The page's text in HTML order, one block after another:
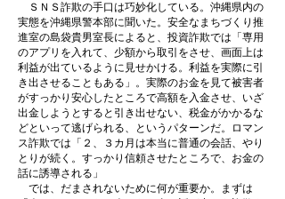
ＳＮＳ詐欺の手口は巧妙化している。沖縄県内の
実態を沖縄県警本部に聞いた。安全なまちづくり推
進室の島袋貴男室長によると、投資詐欺では「専用
のアプリを入れて、少額から取引をさせ、画面上は
利益が出ているように見せかける。利益を実際に引
き出させることもある」。実際のお金を見て被害者
がすっかり安心したところで高額を入金させ、いざ
出金しようとすると引き出せない、税金がかかるな
どといって逃げられる、というパターンだ。ロマン
ス詐欺では「２、３カ月は本当に普通の会話、やり
とりが続く。すっかり信頼させたところで、お金の
話に誘導される」
では、だまされないために何が重要か。まずは